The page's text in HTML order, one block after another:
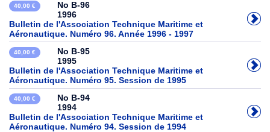
40,00 €
No B-96
1996
Bulletin de l'Association Technique Maritime et
Aéronautique. Numéro 96. Année 1996 - 1997
40,00 €
No B-95
1995
Bulletin de l'Association Technique Maritime et
Aéronautique. Numéro 95. Session de 1995
40,00 €
No B-94
1994
Bulletin de l'Association Technique Maritime et
Aéronautique. Numéro 94. Session de 1994